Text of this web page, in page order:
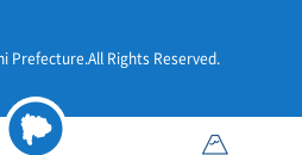
Prefecture.All Rights Reserved.